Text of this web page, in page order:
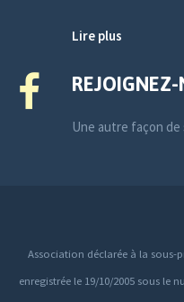
Lire plus
Une autre façon
Association déclarée à la sous-
enregistrée le 19/10/2005 sous le